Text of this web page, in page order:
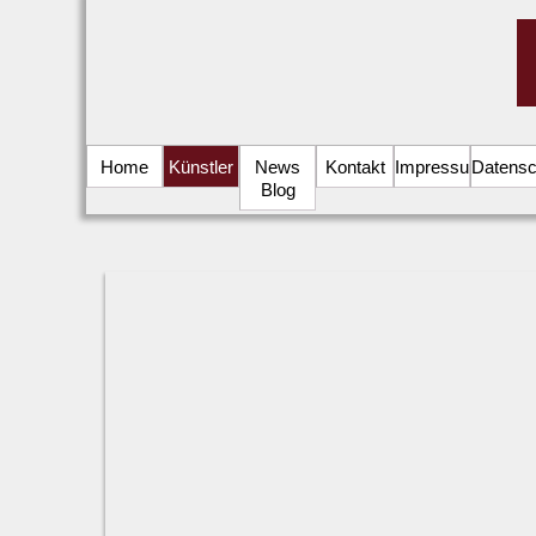
Home Künstler
News
Blog
Kontakt Impressum